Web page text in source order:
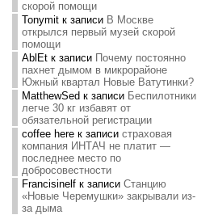
скорой помощи
Tonymitк записи В Москве
открылся первый музей скорой
помощи
AblEtк записи Почему постоянно
пахнет дымом в микрорайоне
Южный квартал Новые Ватутинки?
MatthewSed к записи Беспилотники
легче 30 кг избавят от
обязательной регистрации
coffee hereк записи страховая
компания ИНТАЧ не платит —
последнее место по
добросовестности
Francisinelfк записи Станцию
«Новые Черемушки» закрывали из-
за дыма